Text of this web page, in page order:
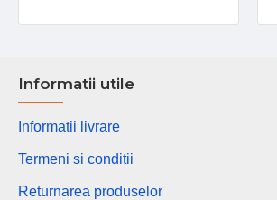
Informatii utile
Informatii livrare
Termeni si conditii
Returnarea produselor